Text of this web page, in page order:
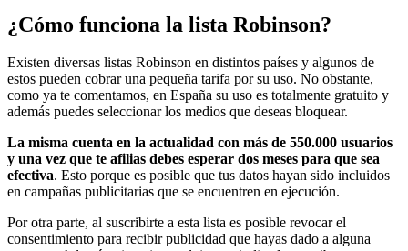
¿Cómo funciona la lista Robinson?
Existen diversas listas Robinson en distintos países y algunos de
estos pueden cobrar una pequeña tarifa por su uso. No obstante,
como ya te comentamos, en España su uso es totalmente gratuito y
además puedes seleccionar los medios que deseas bloquear.
La misma cuenta en la actualidad con más de 550.000 usuarios
y una vez que te afilias debes esperar dos meses para que sea
efectiva. Esto porque es posible que tus datos hayan sido incluidos
en campañas publicitarias que se encuentren en ejecución.
Por otra parte, al suscribirte a esta lista es posible revocar el
consentimiento para recibir publicidad que hayas dado a alguna